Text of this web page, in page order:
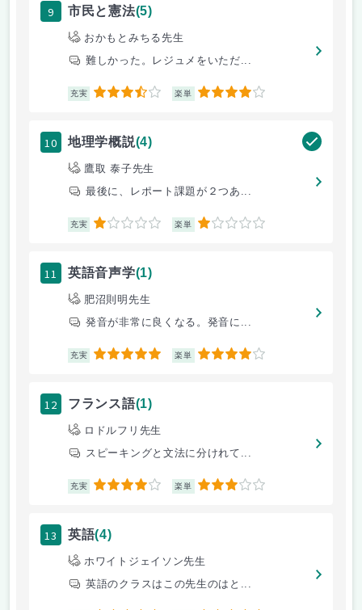
9 市民と憲法(5)
おかもとみちる先生
難しかった。レジュメをいただ...
充実 3.5 楽単 4
10 地理学概説(4)
鷹取 泰子先生
最後に、レポート課題が２つあ...
充実 1 楽単 1
11 英語音声学(1)
肥沼則明先生
発音が非常に良くなる。発音に...
充実 5 楽単 4
12 フランス語(1)
ロドルフリ先生
スピーキングと文法に分けれて...
充実 4 楽単 3
13 英語(4)
ホワイトジェイソン先生
英語のクラスはこの先生のはと...